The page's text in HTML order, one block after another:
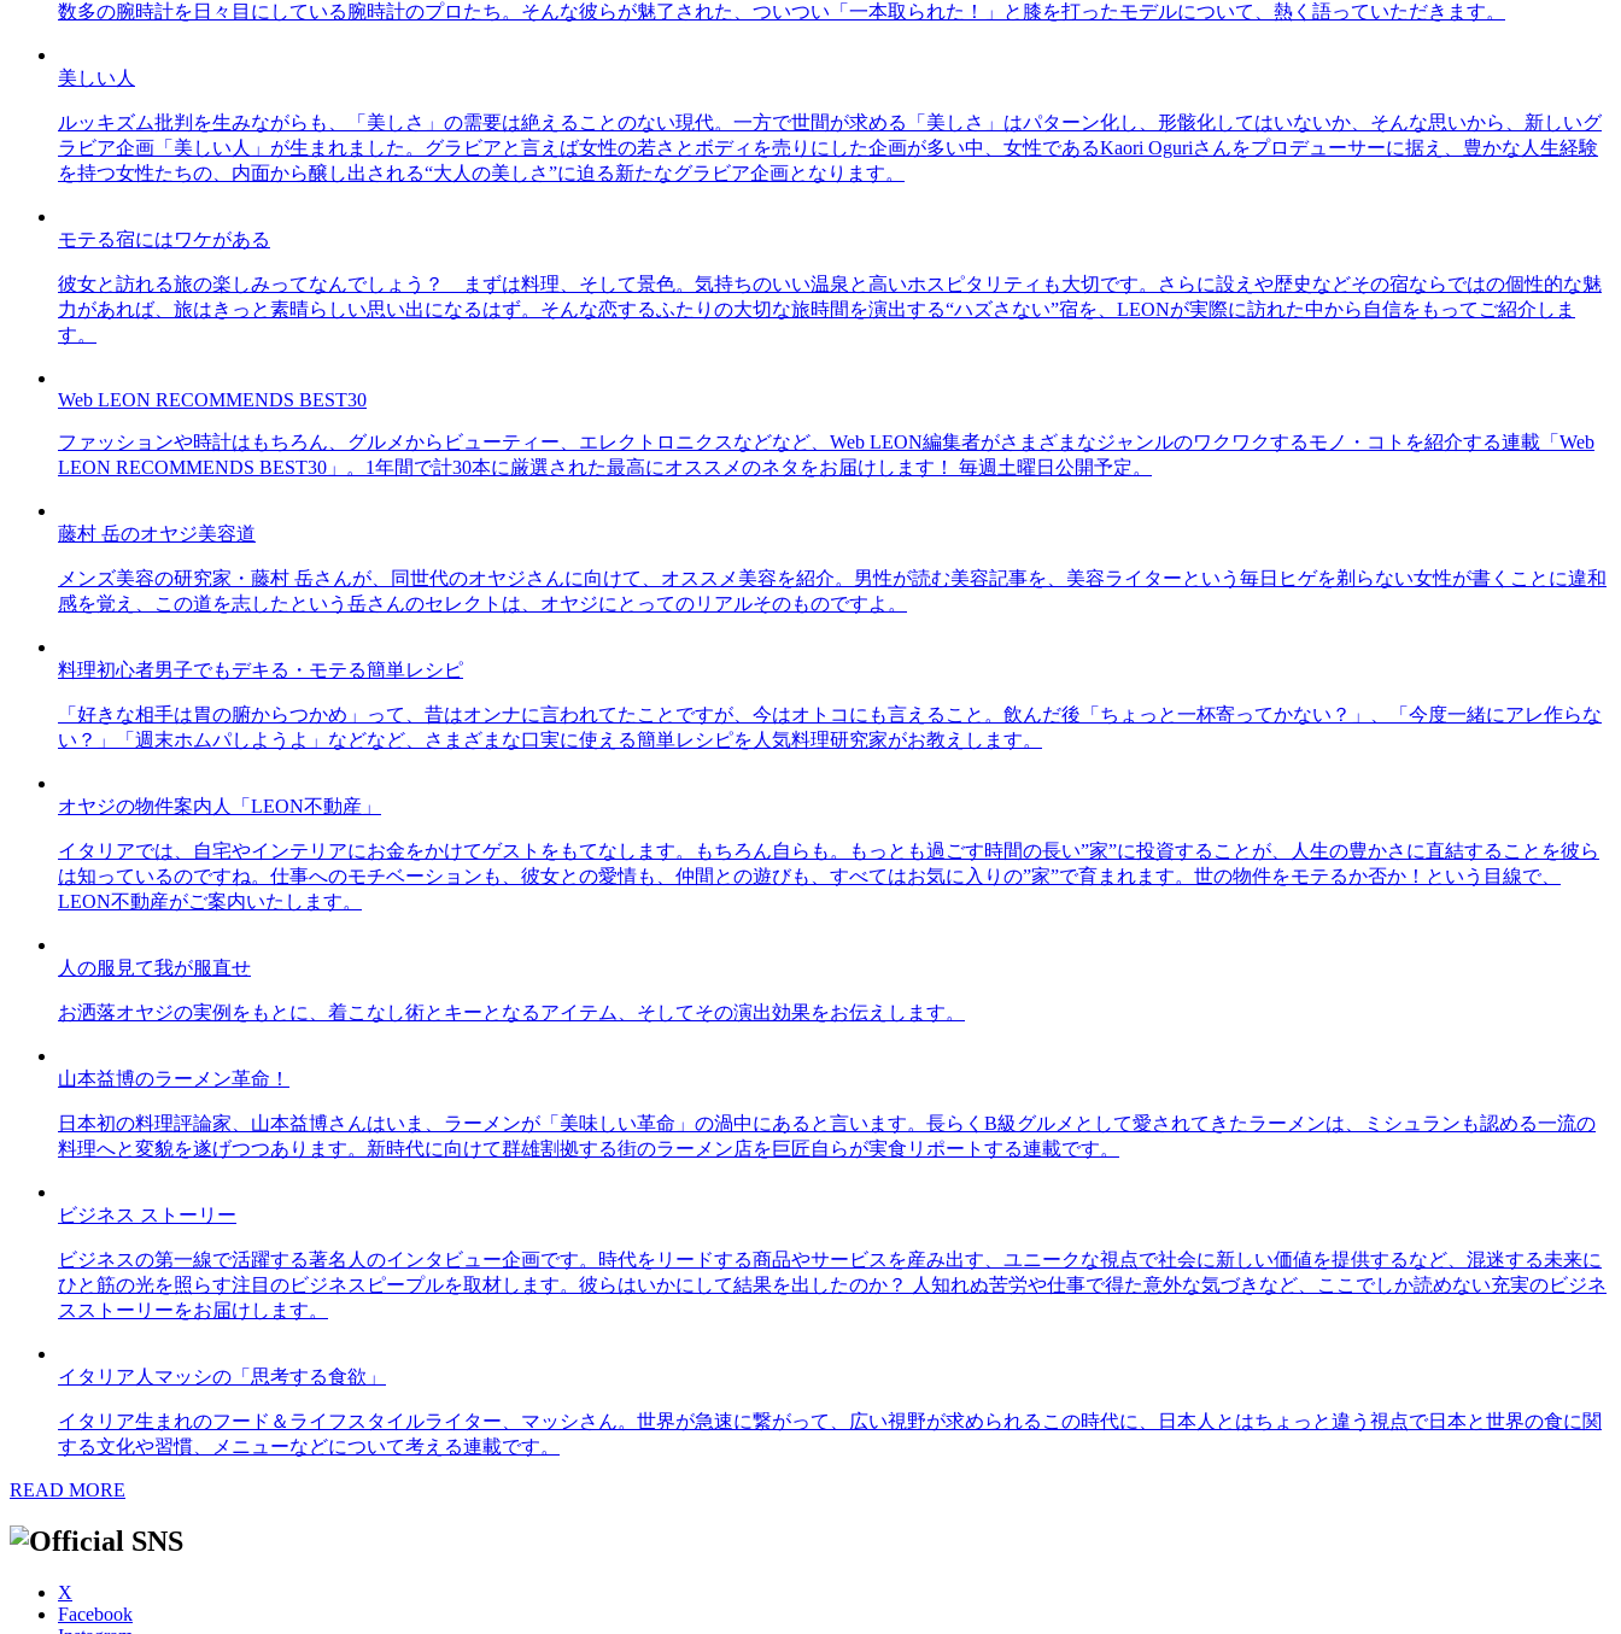
数多の腕時計を日々目にしている腕時計のプロたち。そんな彼らが魅了された、ついつい「一本取られた！」と膝を打ったモデルについて、熱く語っていただきます。
美しい人
ルッキズム批判を生みながらも、「美しさ」の需要は絶えることのない現代。一方で世間が求める「美しさ」はパターン化し、形骸化してはいないか、そんな思いから、新しいグ
ラビア企画「美しい人」が生まれました。グラビアと言えば女性の若さとボディを売りにした企画が多い中、女性であるKaori Oguriさんをプロデューサーに据え、豊かな人生経験
を持つ女性たちの、内面から醸し出される“大人の美しさ”に迫る新たなグラビア企画となります。
モテる宿にはワケがある
彼女と訪れる旅の楽しみってなんでしょう？ まずは料理、そして景色。気持ちのいい温泉と高いホスピタリティも大切です。さらに設えや歴史などその宿ならではの個性的な魅
力があれば、旅はきっと素晴らしい思い出になるはず。そんな恋するふたりの大切な旅時間を演出する“ハズさない”宿を、LEONが実際に訪れた中から自信をもってご紹介しま
す。
Web LEON RECOMMENDS BEST30
ファッションや時計はもちろん、グルメからビューティー、エレクトロニクスなどなど、Web LEON編集者がさまざまなジャンルのワクワクするモノ・コトを紹介する連載「Web
LEON RECOMMENDS BEST30」。1年間で計30本に厳選された最高にオススメのネタをお届けします！ 毎週土曜日公開予定。
藤村 岳のオヤジ美容道
メンズ美容の研究家・藤村 岳さんが、同世代のオヤジさんに向けて、オススメ美容を紹介。男性が読む美容記事を、美容ライターという毎日ヒゲを剃らない女性が書くことに違和
感を覚え、この道を志したという岳さんのセレクトは、オヤジにとってのリアルそのものですよ。
料理初心者男子でもデキる・モテる簡単レシピ
「好きな相手は胃の腑からつかめ」って、昔はオンナに言われてたことですが、今はオトコにも言えること。飲んだ後「ちょっと一杯寄ってかない？」、「今度一緒にアレ作らな
い？」「週末ホムパしようよ」などなど、さまざまな口実に使える簡単レシピを人気料理研究家がお教えします。
オヤジの物件案内人「LEON不動産」
イタリアでは、自宅やインテリアにお金をかけてゲストをもてなします。もちろん自らも。もっとも過ごす時間の長い”家”に投資することが、人生の豊かさに直結することを彼ら
は知っているのですね。仕事へのモチベーションも、彼女との愛情も、仲間との遊びも、すべてはお気に入りの”家”で育まれます。世の物件をモテるか否か！という目線で、
LEON不動産がご案内いたします。
人の服見て我が服直せ
お洒落オヤジの実例をもとに、着こなし術とキーとなるアイテム、そしてその演出効果をお伝えします。
山本益博のラーメン革命！
日本初の料理評論家、山本益博さんはいま、ラーメンが「美味しい革命」の渦中にあると言います。長らくB級グルメとして愛されてきたラーメンは、ミシュランも認める一流の
料理へと変貌を遂げつつあります。新時代に向けて群雄割拠する街のラーメン店を巨匠自らが実食リポートする連載です。
ビジネス ストーリー
ビジネスの第一線で活躍する著名人のインタビュー企画です。時代をリードする商品やサービスを産み出す、ユニークな視点で社会に新しい価値を提供するなど、混迷する未来に
ひと筋の光を照らす注目のビジネスピープルを取材します。彼らはいかにして結果を出したのか？ 人知れぬ苦労や仕事で得た意外な気づきなど、ここでしか読めない充実のビジネ
スストーリーをお届けします。
イタリア人マッシの「思考する食欲」
イタリア生まれのフード＆ライフスタイルライター、マッシさん。世界が急速に繋がって、広い視野が求められるこの時代に、日本人とはちょっと違う視点で日本と世界の食に関
する文化や習慣、メニューなどについて考える連載です。
READ MORE
X
Facebook